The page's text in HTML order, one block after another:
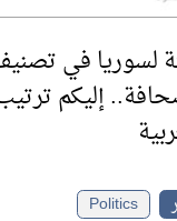
لسوريا في
إليكم
Politics